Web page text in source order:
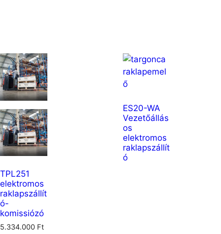
TPL251
elektromos
raklapszállít
ó-
komissiózó
5.334.000 Ft
ES20-WA
Vezetőállás
os
elektromos
raklapszállít
ó